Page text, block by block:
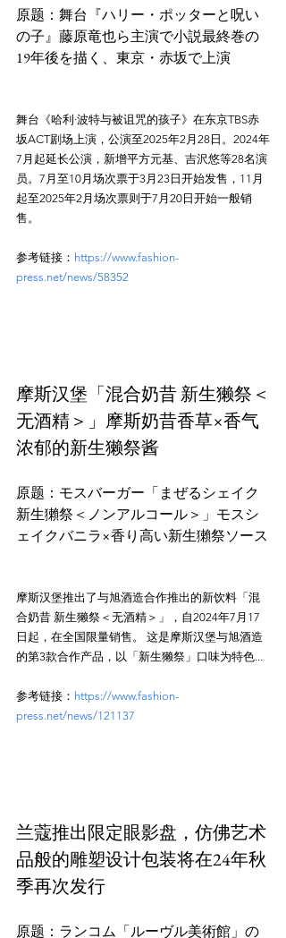
原题：舞台『ハリー・ポッターと呪い
の子』藤原⻯也ら主演で小説最終巻の
19年後を描く、東京・赤坂で上演
舞台《哈利·波特与被诅咒的孩子》在东京TBS赤
坂ACT剧场上演，公演至2025年2月28日。2024年
7月起延长公演，新增平方元基、吉沢悠等28名演
员。7月至10月场次票于3月23日开始发售，11月
起至2025年2月场次票则于7月20日开始一般销
售。
参考链接： https://www.fashion-
press.net/news/58352
摩斯汉堡「混合奶昔 新生獭祭＜
无酒精＞」摩斯奶昔香草×香气
浓郁的新生獭祭酱
原题：モスバーガー「まぜるシェイク
新生獺祭＜ノンアルコール＞」モスシ
ェイクバニラ×香り高い新生獺祭ソース
摩斯汉堡推出了与旭酒造合作推出的新饮料「混
合奶昔 新生獭祭＜无酒精＞」，自2024年7月17
日起，在全国限量销售。 这是摩斯汉堡与旭酒造
的第3款合作产品，以「新生獭祭」口味为特色...
参考链接： https://www.fashion-
press.net/news/121137
兰蔻推出限定眼影盘，仿佛艺术
品般的雕塑设计包装将在24年秋
季再次发行
原题：ランコム「ルーヴル美術館」の